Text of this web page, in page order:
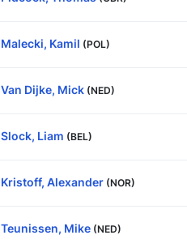
Malecki, Kamil (POL)
Van Dijke, Mick (NED)
Slock, Liam (BEL)
Kristoff, Alexander (NOR)
Teunissen, Mike (NED)